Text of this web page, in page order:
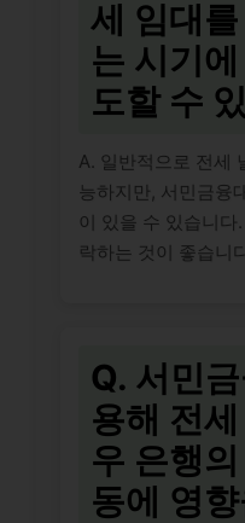
세 임대
는 시기
도할 수
A. 일반적으로 전세
능하지만, 서민금융
이 있을 수 있습니다
락하는 것이 좋습니
Q. 서민
용해 전
우 은행
동에 영